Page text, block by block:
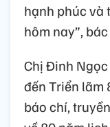
hạnh phúc và
hôm nay”,
Chị Đinh
đến Triển lãm
báo chí,